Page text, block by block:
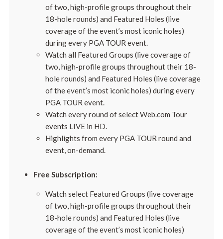
of two, high-profile groups throughout their
18-hole rounds) and Featured Holes (live
coverage of the event’s most iconic holes)
during every PGA TOUR event.
Watch all Featured Groups (live coverage of
two, high-profile groups throughout their 18-
hole rounds) and Featured Holes (live coverage
of the event’s most iconic holes) during every
PGA TOUR event.
Watch every round of select Web.com Tour
events LIVE in HD.
Highlights from every PGA TOUR round and
event, on-demand.
Free Subscription:
Watch select Featured Groups (live coverage
of two, high-profile groups throughout their
18-hole rounds) and Featured Holes (live
coverage of the event’s most iconic holes)